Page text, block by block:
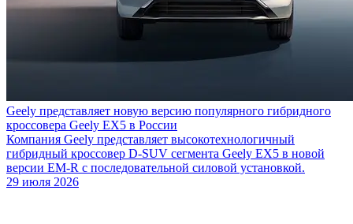
Geely представляет новую версию популярного гибридного
кроссовера Geely EX5 в России
Компания Geely представляет высокотехнологичный
гибридный кроссовер D-SUV сегмента Geely EX5 в новой
версии EM-R с последовательной силовой установкой.
29 июля 2026